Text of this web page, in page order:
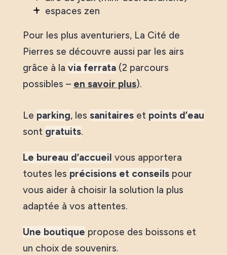
espaces zen
Pour les plus aventuriers, La Cité de
Pierres se découvre aussi par les airs
grâce à la via ferrata(2 parcours
possibles – en savoir plus).
Le parking, les sanitaireset points d’eau
sont gratuits.
Le bureau d’accueil vous apportera
toutes les précisions et conseilspour
vous aider à choisir la solution la plus
adaptée à vos attentes.
Une boutique propose des boissons et
un choix de souvenirs.